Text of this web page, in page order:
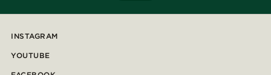
INSTAGRAM
YOUTUBE